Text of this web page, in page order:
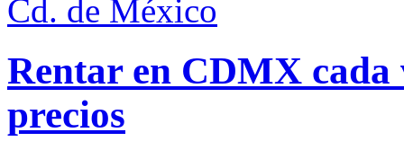
Cd. de México
Rentar en CDMX cada
precios